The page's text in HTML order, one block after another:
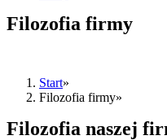
Filozofia firmy
Start
Filozofia firmy
Filozofia naszej